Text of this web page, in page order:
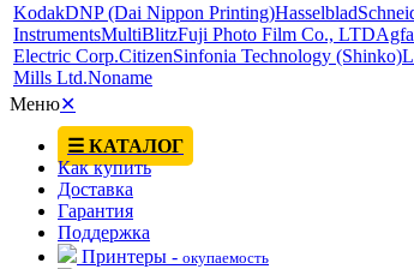
KodakDNP (Dai Nippon Printing)Hasselblad
InstrumentsMultiBlitzFuji Photo Film Co., LTD
Electric Corp.CitizenSinfonia Technology (Shinko)
Mills Ltd.Noname
Меню✕
☰ КАТАЛОГ
Как купить
Доставка
Гарантия
Поддержка
Принтеры - окупаемость